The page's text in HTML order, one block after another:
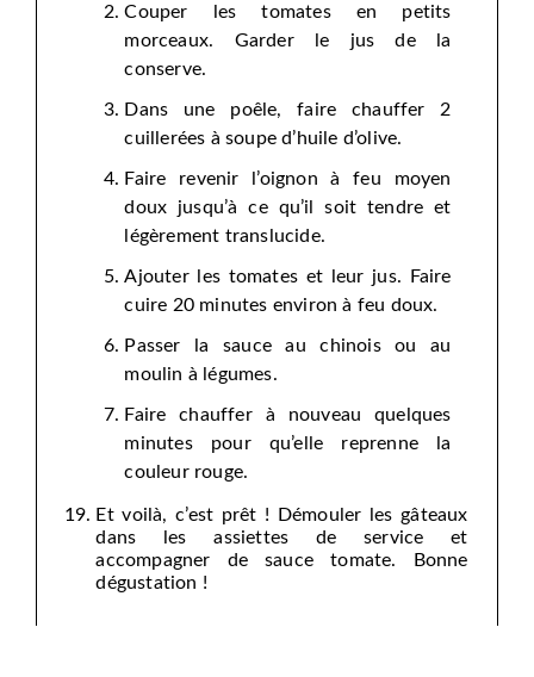
Couper les tomates en petits
morceaux. Garder le jus de la
conserve.
Dans une poêle, faire chauffer 2
cuillerées à soupe d’huile d’olive.
Faire revenir l’oignon à feu moyen
doux jusqu’à ce qu’il soit tendre et
légèrement translucide.
Ajouter les tomates et leur jus. Faire
cuire 20 minutes environ à feu doux.
Passer la sauce au chinois ou au
moulin à légumes.
Faire chauffer à nouveau quelques
minutes pour qu’elle reprenne la
couleur rouge.
Et voilà, c’est prêt ! Démouler les gâteaux
dans les assiettes de service et
accompagner de sauce tomate. Bonne
dégustation !